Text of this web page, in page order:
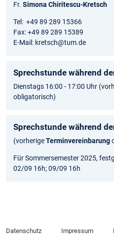
Fr. Simona Chiritescu-Kretsch
Tel: +49 89 289 15366
Fax: +49 89 289 15389
E-Mail: kretsch@tum.de
Sprechstunde während
Dienstags 16:00 - 17:00 Uhr
obligatorisch)
Sprechstunde während
(vorherigeTerminvereinbarung
Für Sommersemester 2025,
02/09 16h; 09/09 16h
Datenschutz Impressum